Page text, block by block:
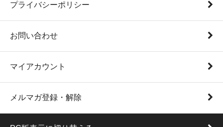
プライバシーポリシー
お問い合わせ
マイアカウント
メルマガ登録・解除